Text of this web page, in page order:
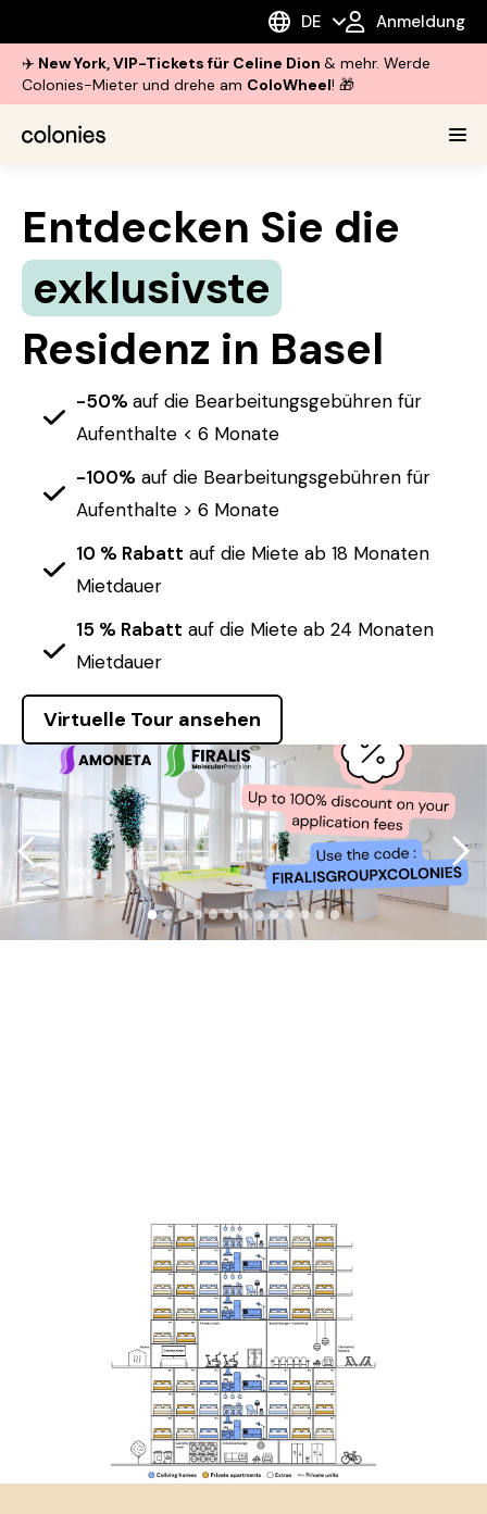
DE Anmeldung
✈️ New York, VIP-Tickets für Celine Dion & mehr. Werde
Colonies-Mieter und drehe am ColoWheel! 🎁
Entdecken Sie die
exklusivste
Residenz in Basel
-50% auf die Bearbeitungsgebühren für
Aufenthalte < 6 Monate
-100% auf die Bearbeitungsgebühren für
Aufenthalte > 6 Monate
10 % Rabatt auf die Miete ab 18 Monaten
Mietdauer
15 % Rabatt auf die Miete ab 24 Monaten
Mietdauer
Virtuelle Tour ansehen
●●●●●●●●●●●●●